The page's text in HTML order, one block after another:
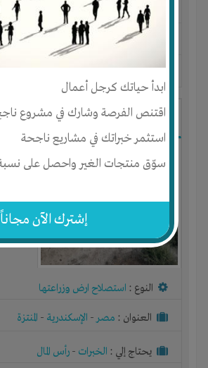
ابدأ حياتك كرجل أعمال
اقتنص الفرصة وشارك في مشروع
استثمر خبراتك في مشاريع ناجحة
سوّق منتجات الغير واحصل على نسبة
إشترك الآن مجاناً
العنوان : مصر-القاهرة كل المناطق
يحتاج إلي : رأس المال-المكان
استصلاح او زراعة ارض اكثر من 300 متر
النوع : استصلاح ارض وزراعتها
العنوان : مصر- الإسكندرية - المنتزة
يحتاج إلي : الخبرات - رأس المال